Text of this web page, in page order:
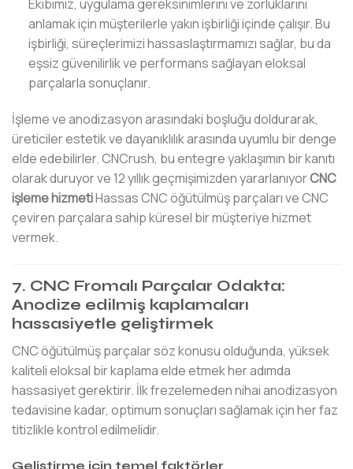
Ekibimiz, uygulama gereksinimlerini ve zorluklarını
anlamak için müşterilerle yakın işbirliği içinde çalışır. Bu
işbirliği, süreçlerimizi hassaslaştırmamızı sağlar, bu da
eşsiz güvenilirlik ve performans sağlayan eloksal
parçalarla sonuçlanır.
İşleme ve anodizasyon arasındaki boşluğu doldurarak,
üreticiler estetik ve dayanıklılık arasında uyumlu bir denge
elde edebilirler. CNCrush, bu entegre yaklaşımın bir kanıtı
olarak duruyor ve 12 yıllık geçmişimizden yararlanıyorCNC
işleme hizmetiHassas CNC öğütülmüş parçaları ve CNC
çeviren parçalara sahip küresel bir müşteriye hizmet
vermek.
7. CNC Fromalı Parçalar Odakta:
Anodize edilmiş kaplamaları
hassasiyetle geliştirmek
CNC öğütülmüş parçalar söz konusu olduğunda, yüksek
kaliteli eloksal bir kaplama elde etmek her adımda
hassasiyet gerektirir. İlk frezelemeden nihai anodizasyon
tedavisine kadar, optimum sonuçları sağlamak için her faz
titizlikle kontrol edilmelidir.
Geliştirme için temel faktörler